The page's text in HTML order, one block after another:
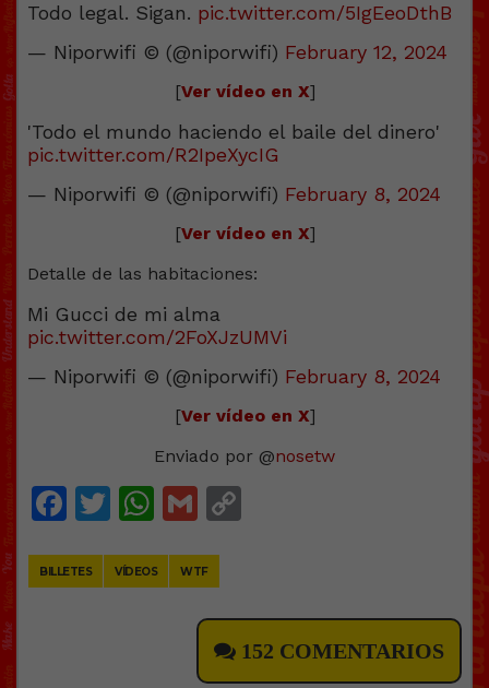
Todo legal. Sigan. pic.twitter.com/5IgEeoDthB
— Niporwifi © (@niporwifi) February 12, 2024
[Ver vídeo en X]
'Todo el mundo haciendo el baile del dinero'
pic.twitter.com/R2IpeXycIG
— Niporwifi © (@niporwifi) February 8, 2024
[Ver vídeo en X]
Detalle de las habitaciones:
Mi Gucci de mi alma
pic.twitter.com/2FoXJzUMVi
— Niporwifi © (@niporwifi) February 8, 2024
[Ver vídeo en X]
Enviado por @nosetw
Facebook
Twitter
WhatsApp
Gmail
BILLETES VÍDEOS WTF
152 COMENTARIOS